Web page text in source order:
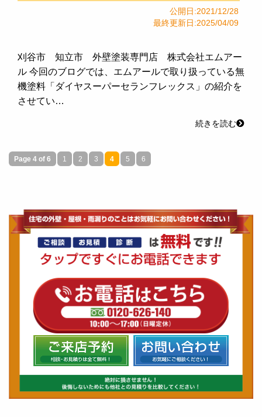
公開日:2021/12/28
最終更新日:2025/04/09
刈谷市 知立市 外壁塗装専門店 株式会社エムアー
ル 今回のブログでは、エムアールで取り扱っている無
機塗料「ダイヤスーパーセランフレックス」の紹介を
させてい…
続きを読む
Page 4 of 6 1 2 3 4 5 6